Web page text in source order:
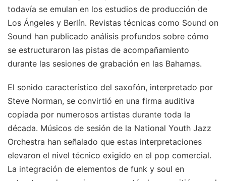
todavía se emulan en los estudios de producción de
Los Ángeles y Berlín. Revistas técnicas como Sound on
Sound han publicado análisis profundos sobre cómo
se estructuraron las pistas de acompañamiento
durante las sesiones de grabación en las Bahamas.
El sonido característico del saxofón, interpretado por
Steve Norman, se convirtió en una firma auditiva
copiada por numerosos artistas durante toda la
década. Músicos de sesión de la National Youth Jazz
Orchestra han señalado que estas interpretaciones
elevaron el nivel técnico exigido en el pop comercial.
La integración de elementos de funk y soul en